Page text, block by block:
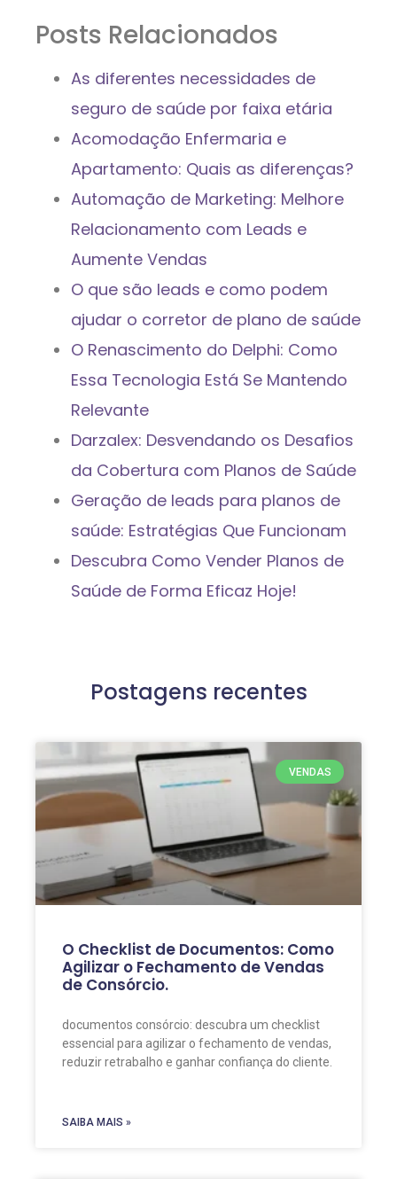
Posts Relacionados
As diferentes necessidades de
seguro de saúde por faixa etária
Acomodação Enfermaria e
Apartamento: Quais as diferenças?
Automação de Marketing: Melhore
Relacionamento com Leads e
Aumente Vendas
O que são leads e como podem
ajudar o corretor de plano de saúde
O Renascimento do Delphi: Como
Essa Tecnologia Está Se Mantendo
Relevante
Darzalex: Desvendando os Desafios
da Cobertura com Planos de Saúde
Geração de leads para planos de
saúde: Estratégias Que Funcionam
Descubra Como Vender Planos de
Saúde de Forma Eficaz Hoje!
Postagens recentes
VENDAS
O Checklist de Documentos: Como
Agilizar o Fechamento de Vendas
de Consórcio.
documentos consórcio: descubra um checklist
essencial para agilizar o fechamento de vendas,
reduzir retrabalho e ganhar confiança do cliente.
SAIBA MAIS »